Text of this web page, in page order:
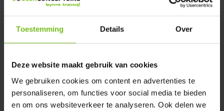
Toestemming Details Over
Deze website maakt gebruik van cookies
We gebruiken cookies om content en advertenties te
personaliseren, om functies voor social media te bieden
en om ons websiteverkeer te analyseren. Ook delen we